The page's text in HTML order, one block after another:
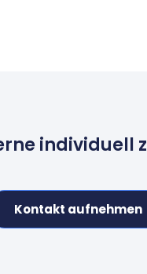
individuell
Kontakt aufnehmen